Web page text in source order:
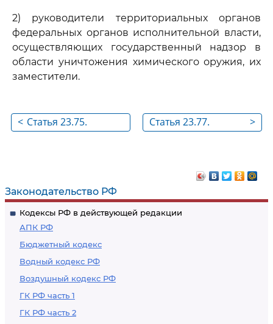
Законодательство РФ
Кодексы РФ в действующей редакции
АПК РФ
Бюджетный кодекс
Водный кодекс РФ
Воздушный кодекс РФ
ГК РФ часть 1
ГК РФ часть 2
2) руководители территориальных органов
федеральных органов исполнительной власти,
осуществляющих государственный надзор в
области уничтожения химического оружия, их
заместители.
< Статья 23.75.
>
Статья 23.77.
инспекция